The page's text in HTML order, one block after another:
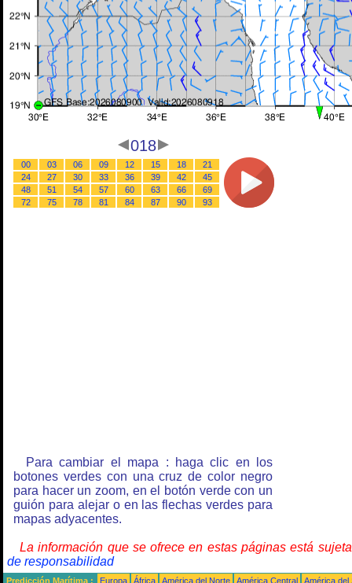
018
00 03 06 09 12 15 18
21
24
27 30 33 36 39 42
45
48
51 54 57 60 63 66
69
72
75 78 81 84 87 90 93
Para cambiar el mapa : haga clic en los
botones verdes con una cruz de color negro
para hacer un zoom, en el botón verde con un
guión para alejar o en las flechas verdes para
mapas adyacentes.
La información que se ofrece en estas páginas está
de responsabilidad
Predicción Marítima : Europa África América del Norte América Central
América del